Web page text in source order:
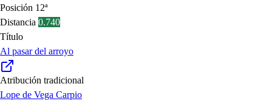
Posición 12ª
Distancia 0.740
Título
Al pasar del arroyo
Atribución tradicional
Lope de Vega Carpio